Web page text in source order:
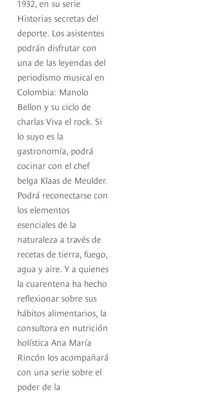
1932, en su serie
Historias secretas del
deporte. Los asistentes
podrán disfrutar con
una de las leyendas del
periodismo musical en
Colombia: Manolo
Bellon y su ciclo de
charlas Viva el rock. Si
lo suyo es la
gastronomía, podrá
cocinar con el chef
belga Klaas de Meulder.
Podrá reconectarse con
los elementos
esenciales de la
naturaleza a través de
recetas de tierra, fuego,
agua y aire. Y a quienes
la cuarentena ha hecho
reflexionar sobre sus
hábitos alimentarios, la
consultora en nutrición
holística Ana María
Rincón los acompañará
con una serie sobre el
poder de la